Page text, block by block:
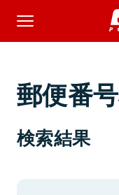
郵便番
検索結果